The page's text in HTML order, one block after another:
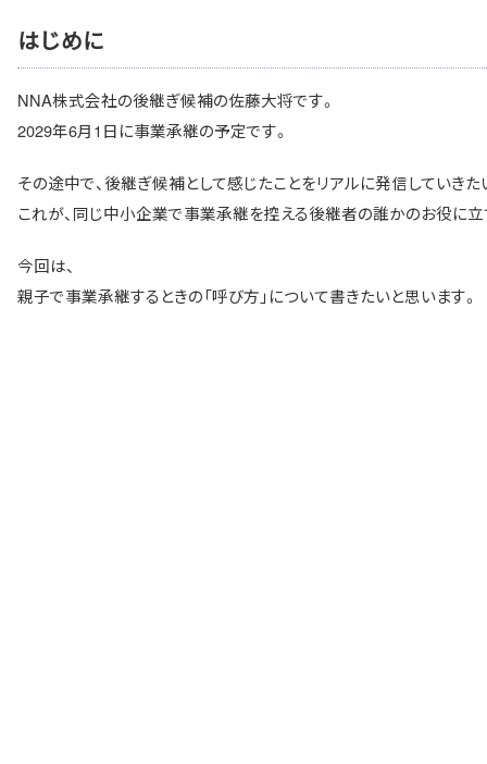
はじめに
NNA株式会社の後継ぎ候補の佐藤大将です。
2029年6月1日に事業承継の予定です。
その途中で、後継ぎ候補として感じたことをリアルに発信していきた
これが、同じ中小企業で事業承継を控える後継者の誰かのお役に
今回は、
親子で事業承継するときの「呼び方」について書きたいと思います。